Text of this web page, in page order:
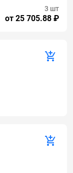
от 25 705.88 ₽
3 шт